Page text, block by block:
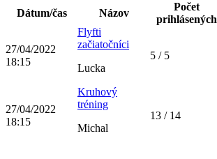
Dátum/čas Názov
Počet
prihlásených
27/04/2022
18:15
Flyfti
začiatočníci
Lucka
5 / 5
27/04/2022
18:15
Kruhový
tréning
Michal
13 / 14